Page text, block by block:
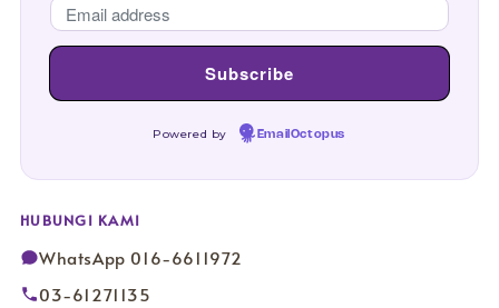
Powered by EmailOctopus
HUBUNGI KAMI
WhatsApp 016-6611972
03-61271135